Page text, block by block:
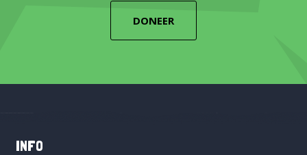
DONEER
INFO